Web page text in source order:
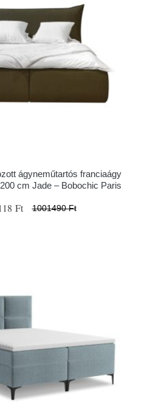
ágyneműtartós franciaágy
cm Jade – Bobochic Paris
Ft 1001490 Ft